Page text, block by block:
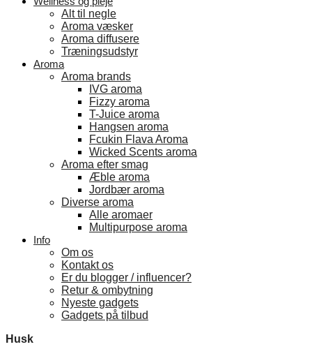
Alt til negle
Aroma væsker
Aroma diffusere
Træningsudstyr
Aroma
Aroma brands
IVG aroma
Fizzy aroma
T-Juice aroma
Hangsen aroma
Fcukin Flava Aroma
Wicked Scents aroma
Aroma efter smag
Æble aroma
Jordbær aroma
Diverse aroma
Alle aromaer
Multipurpose aroma
Info
Om os
Kontakt os
Er du blogger / influencer?
Retur & ombytning
Nyeste gadgets
Gadgets på tilbud
Husk